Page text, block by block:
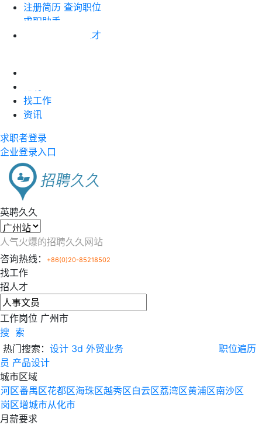
注册简历 查询职位
求职助手
搜索人才
找工作
资讯
求职者登录
企业登录入口
英聘久久
人气火爆的招聘久久网站
咨询热线：
+86(0)20-85218502
找工作
招人才
工作岗位 广州市
搜 索
热门搜索： 设计 3d 外贸业务
员 产品设计
职位遍历
城市区域
区番禺区花都区海珠区越秀区白云区荔湾区黄浦区南沙区
区增城市从化市
月薪要求